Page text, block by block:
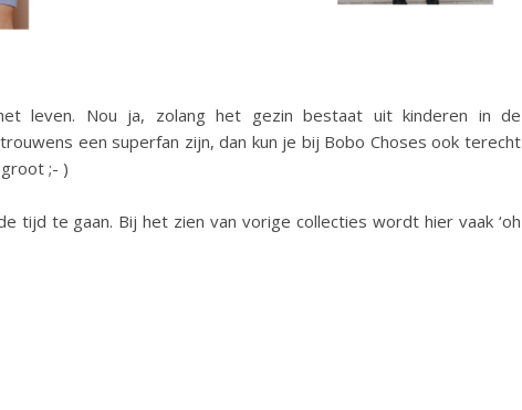
leven. Nou ja, zolang het gezin bestaat uit kinderen in de
een superfan zijn, dan kun je bij Bobo Choses ook terecht
;- )
tijd te gaan. Bij het zien van vorige collecties wordt hier vaak ‘oh